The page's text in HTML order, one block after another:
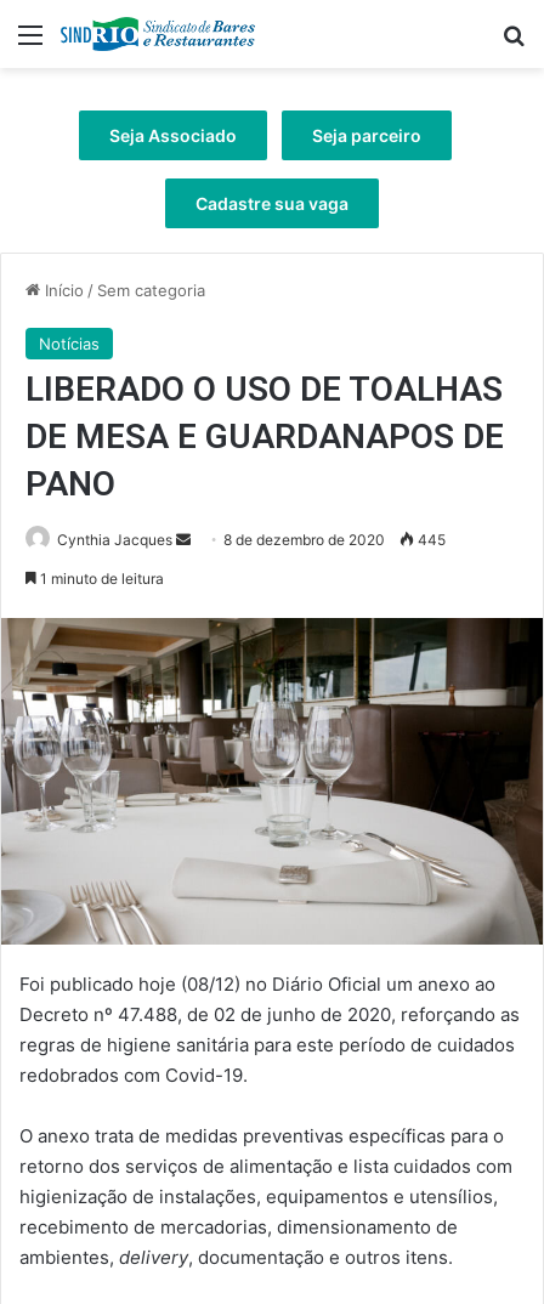
Menu
Seja Associado Seja parceiro
Cadastre sua vaga
Início / Sem categoria
Notícias
LIBERADO O USO DE TOALHAS
DE MESA E GUARDANAPOS DE
PANO
Cynthia Jacques
Mande
mail
8 de dezembro de 2020 445
1 minuto de leitura
Foi publicado hoje (08/12) no Diário Oficial um anexo ao
Decreto nº 47.488, de 02 de junho de 2020, reforçando as
regras de higiene sanitária para este período de cuidados
redobrados com Covid-19.
O anexo trata de medidas preventivas específicas para o
retorno dos serviços de alimentação e lista cuidados com
higienização de instalações, equipamentos e utensílios,
recebimento de mercadorias, dimensionamento de
ambientes, delivery, documentação e outros itens.